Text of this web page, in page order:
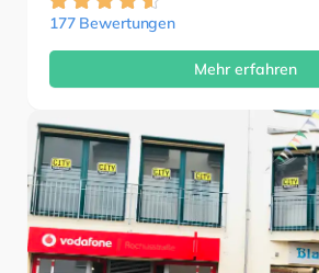
177 Bewertungen
Mehr erfahren